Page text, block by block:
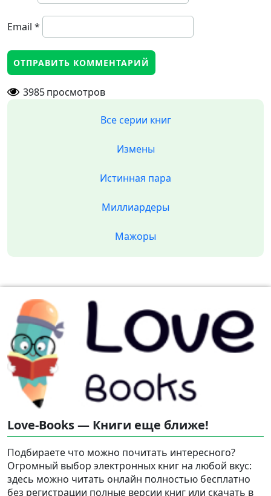
Email *
3985просмотров
Все серии книг
Измены
Истинная пара
Миллиардеры
Мажоры
Love-Books — Книги еще ближе!
Подбираете что можно почитать интересного?
Огромный выбор электронных книг на любой вкус:
здесь можно читать онлайн полностью бесплатно
без регистрации полные версии книг или скачать в